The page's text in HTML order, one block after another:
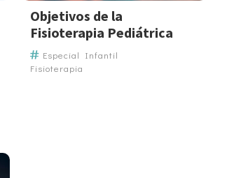
Objetivos de la
Fisioterapia Pediátrica
Especial Infantil
Fisioterapia